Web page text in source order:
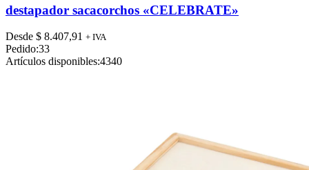
tiene
múltiples
variantes.
opciones
destapador sacacorchos «CELEBRATE»
Desde $ 8.407,91 + IVA
Pedido:33
Artículos disponibles:4340